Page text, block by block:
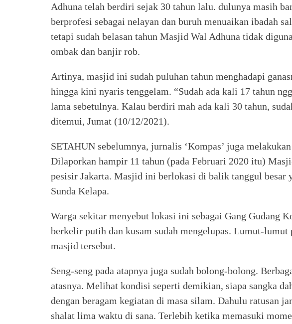
Adhuna telah berdiri sejak 30 tahun lalu. dulunya masih
berprofesi sebagai nelayan dan buruh menuaikan ibadah
tetapi sudah belasan tahun Masjid Wal Adhuna tidak
ombak dan banjir rob.
Artinya, masjid ini sudah puluhan tahun menghadapi
hingga kini nyaris tenggelam. “Sudah ada kali 17 tahun
lama sebetulnya. Kalau berdiri mah ada kali 30 tahun,
ditemui, Jumat (10/12/2021).
SETAHUN sebelumnya, jurnalis ‘Kompas’ juga
Dilaporkan hampir 11 tahun (pada Februari 2020 itu)
pesisir Jakarta. Masjid ini berlokasi di balik tanggul besar
Sunda Kelapa.
Warga sekitar menyebut lokasi ini sebagai Gang Gudang
berkelir putih dan kusam sudah mengelupas. Lumut-
masjid tersebut.
Seng-seng pada atapnya juga sudah bolong-bolong.
atasnya. Melihat kondisi seperti demikian, siapa sangka
dengan beragam kegiatan di masa silam. Dahulu ratusan
shalat lima waktu di sana. Terlebih ketika memasuki